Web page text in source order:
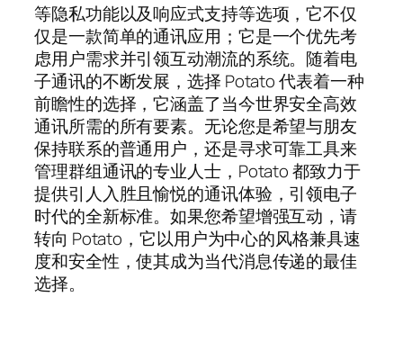
等隐私功能以及响应式支持等选项，它不仅
仅是一款简单的通讯应用；它是一个优先考
虑用户需求并引领互动潮流的系统。随着电
子通讯的不断发展，选择 Potato 代表着一种
前瞻性的选择，它涵盖了当今世界安全高效
通讯所需的所有要素。无论您是希望与朋友
保持联系的普通用户，还是寻求可靠工具来
管理群组通讯的专业人士，Potato 都致力于
提供引人入胜且愉悦的通讯体验，引领电子
时代的全新标准。如果您希望增强互动，请
转向 Potato，它以用户为中心的风格兼具速
度和安全性，使其成为当代消息传递的最佳
选择。